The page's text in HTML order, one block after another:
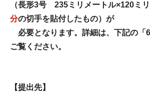
（長形3号 235ミリメートル×120ミリ
分の切手を貼付したもの）が
必要となります。詳細は、下記の「
ご覧ください。
【提出先】